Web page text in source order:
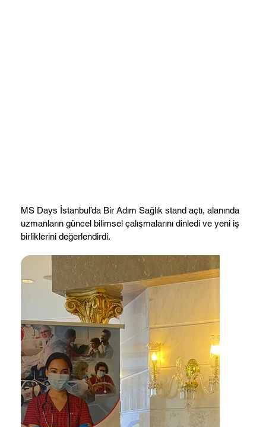
MS Days İstanbul’da Bir Adım Sağlık stand açtı, alanında
uzmanların güncel bilimsel çalışmalarını dinledi ve yeni iş
birliklerini değerlendirdi.